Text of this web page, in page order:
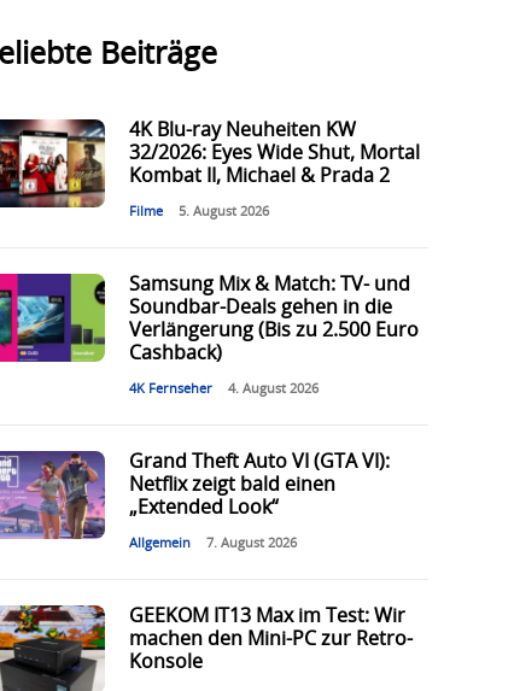
Beiträge
4K Blu-ray Neuheiten KW
32/2026: Eyes Wide Shut, Mortal
Kombat II, Michael & Prada 2
Filme 5. August 2026
Samsung Mix & Match: TV- und
Soundbar-Deals gehen in die
Verlängerung (Bis zu 2.500 Euro
Cashback)
4K Fernseher 4. August 2026
Grand Theft Auto VI (GTA VI):
Netflix zeigt bald einen
„Extended Look“
Allgemein 7. August 2026
GEEKOM IT13 Max im Test: Wir
machen den Mini-PC zur Retro-
Konsole